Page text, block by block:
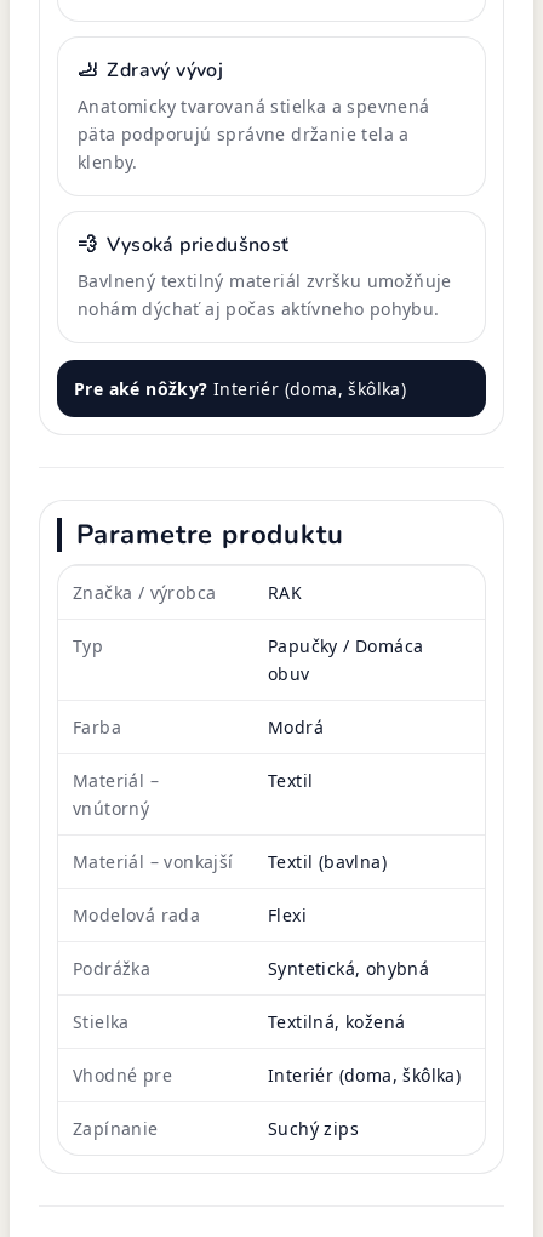
🦶 Zdravý vývoj
Anatomicky tvarovaná stielka a spevnená
päta podporujú správne držanie tela a
klenby.
💨 Vysoká priedušnosť
Bavlnený textilný materiál zvršku umožňuje
nohám dýchať aj počas aktívneho pohybu.
Pre aké nôžky? Interiér (doma, škôlka)
Parametre produktu
Značka / výrobca RAK
Typ
Papučky / Domáca
obuv
Farba Modrá
Materiál –
vnútorný
Textil
Materiál – vonkajší Textil (bavlna)
Modelová rada Flexi
Podrážka Syntetická, ohybná
Stielka Textilná, kožená
Vhodné pre Interiér (doma, škôlka)
Zapínanie Suchý zips